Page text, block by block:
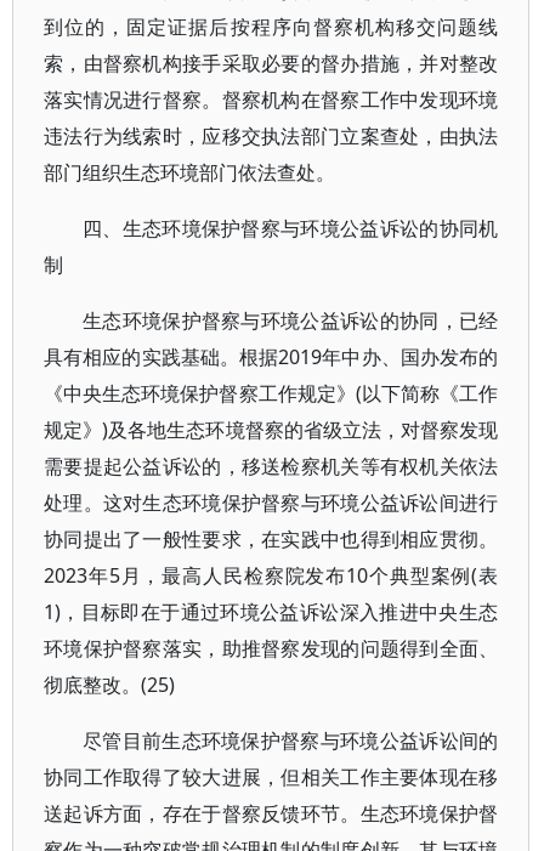
到位的，固定证据后按程序向督察机构移交问题线
索，由督察机构接手采取必要的督办措施，并对整改
落实情况进行督察。督察机构在督察工作中发现环境
违法行为线索时，应移交执法部门立案查处，由执法
部门组织生态环境部门依法查处。
四、生态环境保护督察与环境公益诉讼的协同机
制
生态环境保护督察与环境公益诉讼的协同，已经
具有相应的实践基础。根据2019年中办、国办发布的
《中央生态环境保护督察工作规定》(以下简称《工作
规定》)及各地生态环境督察的省级立法，对督察发现
需要提起公益诉讼的，移送检察机关等有权机关依法
处理。这对生态环境保护督察与环境公益诉讼间进行
协同提出了一般性要求，在实践中也得到相应贯彻。
2023年5月，最高人民检察院发布10个典型案例(表
1)，目标即在于通过环境公益诉讼深入推进中央生态
环境保护督察落实，助推督察发现的问题得到全面、
彻底整改。(25)
尽管目前生态环境保护督察与环境公益诉讼间的
协同工作取得了较大进展，但相关工作主要体现在移
送起诉方面，存在于督察反馈环节。生态环境保护督